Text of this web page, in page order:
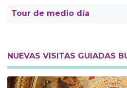
Tour de medio día
NUEVAS VISITAS GUIADAS